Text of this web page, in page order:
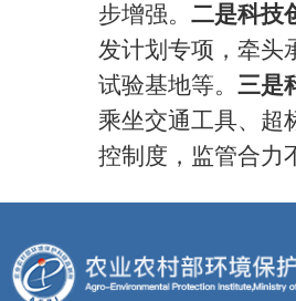
步增强。二是科技
发计划专项 ，牵
试验基地等。三是
乘坐交通工具、超
控制度，监管合力